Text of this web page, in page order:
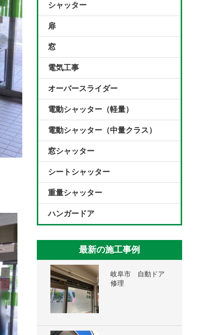
シャッター
扉
窓
電気工事
オーバースライダー
電動シャッター（軽量）
電動シャッター（中量クラス）
窓シャッター
シートシャッター
重量シャッター
ハンガードア
最新の施工事例
岐阜市 自動ドア
修理